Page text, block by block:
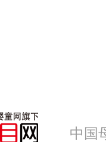
中国